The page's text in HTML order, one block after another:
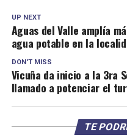
UP NEXT
Aguas del Valle amplía
agua potable en la
DON'T MISS
Vicuña da inicio a la 3ra
llamado a potenciar el
TE